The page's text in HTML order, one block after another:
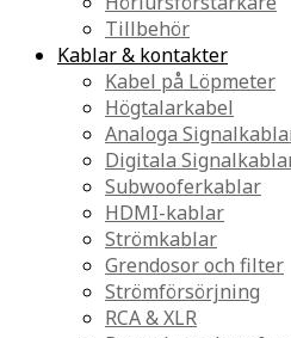
Tillbehör
Kablar & kontakter
Kabel på Löpmeter
Högtalarkabel
Analoga
Digitala
Subwooferkablar
HDMI-kablar
Strömkablar
Grendosor och filter
Strömförsörjning
RCA & XLR